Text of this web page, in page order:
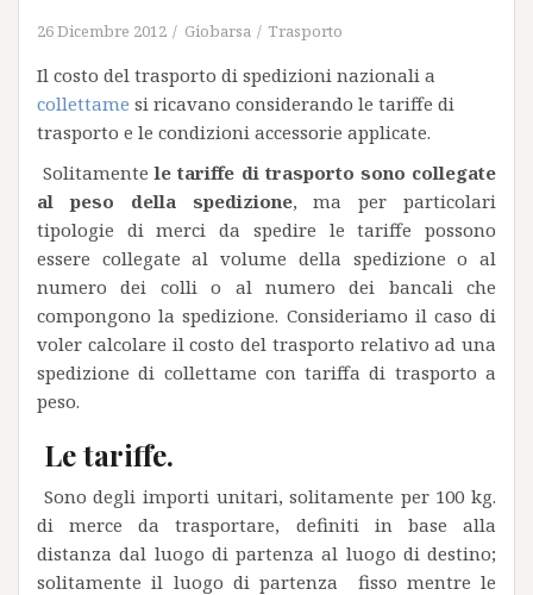
26 Dicembre 2012 Giobarsa Trasporto
Il costo del trasporto di spedizioni nazionali a
collettame si ricavano considerando le tariffe di
trasporto e le condizioni accessorie applicate.
Solitamente le tariffe di trasporto sono collegate
al peso della spedizione, ma per particolari
tipologie di merci da spedire le tariffe possono
essere collegate al volume della spedizione o al
numero dei colli o al numero dei bancali che
compongono la spedizione. Consideriamo il caso di
voler calcolare il costo del trasporto relativo ad una
spedizione di collettame con tariffa di trasporto a
peso.
Le tariffe.
Sono degli importi unitari, solitamente per 100 kg.
di merce da trasportare, definiti in base alla
distanza dal luogo di partenza al luogo di destino;
solitamente il luogo di partenza fisso mentre le